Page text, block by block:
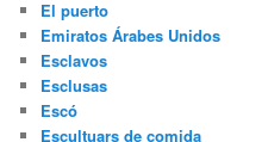
El puerto
Emiratos Árabes Unidos
Esclavos
Esclusas
Escó
Escultuars de comida